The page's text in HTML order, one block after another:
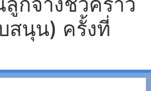
สนุน) ครั้งที่